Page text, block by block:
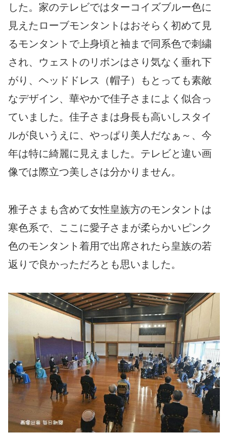
した。家のテレビではターコイズブルー色に
見えたローブモンタントはおそらく初めて見
るモンタントで上身頃と袖まで同系色で刺繍
され、ウェストのリボンはさり気なく垂れ下
がり、ヘッドドレス（帽子）もとっても素敵
なデザイン、華やかで佳子さまによく似合っ
ていました。佳子さまは身長も高いしスタイ
ルが良いうえに、やっぱり美人だなぁ～、今
年は特に綺麗に見えました。テレビと違い画
像では際立つ美しさは分かりません。
雅子さまも含めて女性皇族方のモンタントは
寒色系で、ここに愛子さまが柔らかいピンク
色のモンタント着用で出席されたら皇族の若
返りで良かっただろとも思いました。